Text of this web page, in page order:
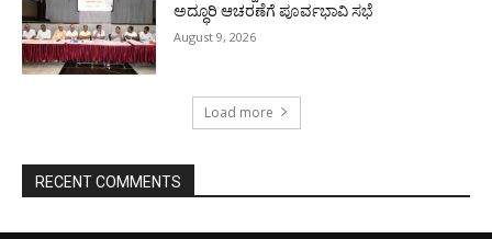
ಅದ್ಧೂರಿ ಆಚರಣೆಗೆ ಪೂರ್ವಭಾವಿ ಸಭೆ
August 9, 2026
Load more
RECENT COMMENTS